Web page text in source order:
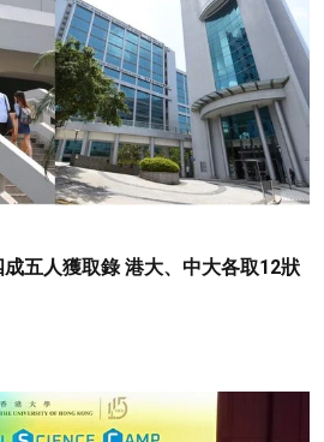
五人獲取錄 港大、中大各取12狀